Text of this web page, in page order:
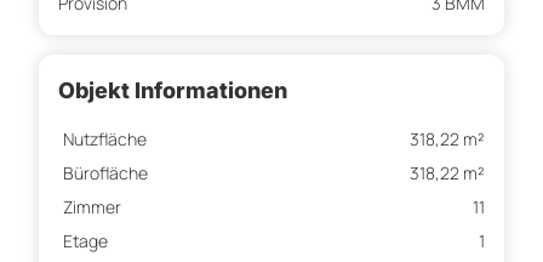
Objekt Informationen
Nutzfläche
318,22 m²
Bürofläche
318,22 m²
Zimmer
11
Etage
1